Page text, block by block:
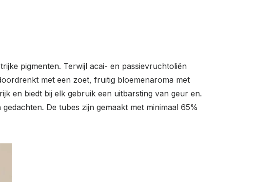
pigmenten. Terwijl acai- en passievruchtoliën
met een zoet, fruitig bloemenaroma met
en biedt bij elk gebruik een uitbarsting van geur en.
De tubes zijn gemaakt met minimaal 65%